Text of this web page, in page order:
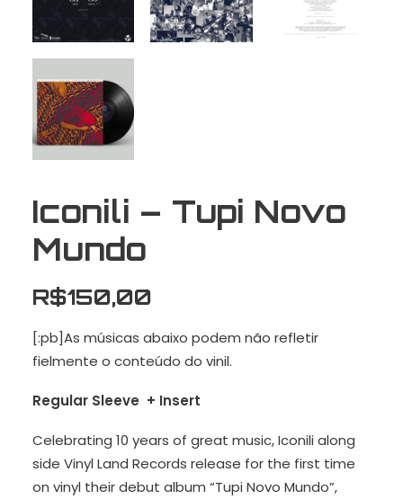
Iconili – Tupi Novo
Mundo
R$150,00
[:pb]As músicas abaixo podem não refletir
fielmente o conteúdo do vinil.
Regular Sleeve + Insert
Celebrating 10 years of great music, Iconili along
side Vinyl Land Records release for the first time
on vinyl their debut album “Tupi Novo Mundo”,